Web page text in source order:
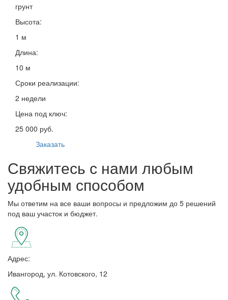
грунт
Высота:
1 м
Длина:
10 м
Сроки реализации:
2 недели
Цена под ключ:
25 000 руб.
Заказать
Свяжитесь с нами любым
удобным способом
Мы ответим на все ваши вопросы и предложим до 5 решений
под ваш участок и бюджет.
Адрес:
Ивангород, ул. Котовского, 12